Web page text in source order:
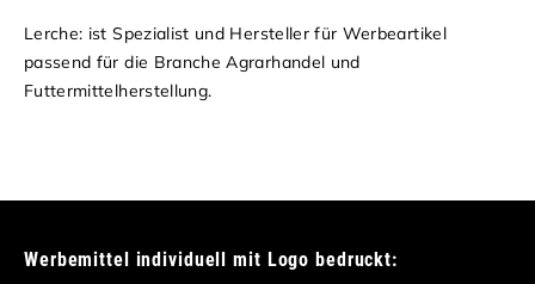
Lerche: ist Spezialist und Hersteller für Werbeartikel
passend für die Branche Agrarhandel und
Futtermittelherstellung.
Werbemittel individuell mit Logo bedruckt: